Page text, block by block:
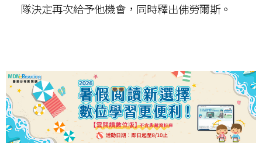
隊決定再次給予他機會，同時釋出佛勞爾斯。